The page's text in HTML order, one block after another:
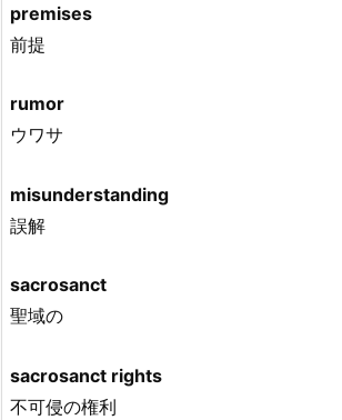
premises
前提
rumor
ウワサ
misunderstanding
誤解
sacrosanct
聖域の
sacrosanct rights
不可侵の権利